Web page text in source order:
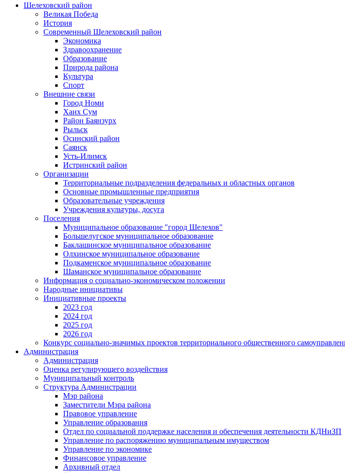
Шелеховский район
Великая Победа
История
Современный Шелеховский район
Экономика
Здравоохранение
Образование
Природа района
Культура
Спорт
Внешние связи
Город Номи
Ханх Сум
Район Баянзурх
Рыльск
Осинский район
Саянск
Усть-Илимск
Истринский район
Организации
Территориальные подразделения федеральных и областных органов
Основные промышленные предприятия
Образовательные учреждения
Учреждения культуры, досуга
Поселения
Муниципальное образование "город Шелехов"
Большелугское муниципальное образование
Баклашинское муниципальное образование
Олхинское муниципальное образование
Подкаменское муниципальное образование
Шаманское муниципальное образование
Информация о социально-экономическом положении
Народные инициативы
Инициативные проекты
2023 год
2024 год
2025 год
2026 год
Конкурс социально-значимых проектов территориального общественного
Администрация
Администрация
Оценка регулирующего воздействия
Муниципальный контроль
Структура Администрации
Мэр района
Заместители Мэра района
Правовое управление
Управление образования
Отдел по социальной поддержке населения и обеспечения деятельности КДНиЗП
Управление по распоряжению муниципальным имуществом
Управление по экономике
Финансовое управление
Архивный отдел